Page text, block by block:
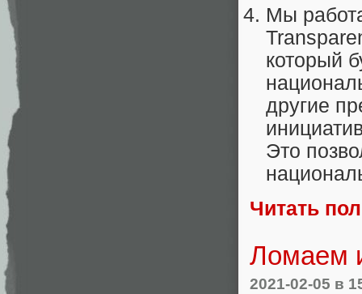
Мы
который
другие
Это
Читать
Ломаем
2021-02-05 в